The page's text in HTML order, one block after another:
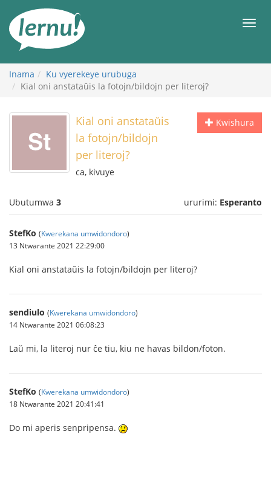
rupapuro
rw'ibirimwo
Inama
Ku vyerekeye urubuga
Kial oni anstataŭis la fotojn/bildojn per literoj?
Kwishura
Kial oni anstataŭis
la fotojn/bildojn
per literoj?
ca, kivuye
Ubutumwa 3 ururimi: Esperanto
StefKo (Kwerekana umwidondoro)
13 Ntwarante 2021 22:29:00
Kial oni anstataŭis la fotojn/bildojn per literoj?
sendiulo (Kwerekana umwidondoro)
14 Ntwarante 2021 06:08:23
Laŭ mi, la literoj nur ĉe tiu, kiu ne havas bildon/foton.
StefKo (Kwerekana umwidondoro)
18 Ntwarante 2021 20:41:41
Do mi aperis senpripensa.